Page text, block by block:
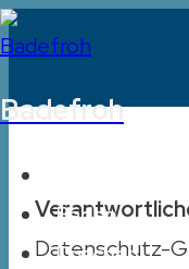
Zum
Inhalt
springen
Badefroh
Baden
Duschen
Datenschutz-